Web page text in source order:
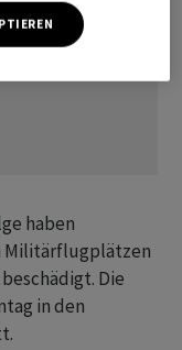
haben
Militärflugplätzen
Die
in den